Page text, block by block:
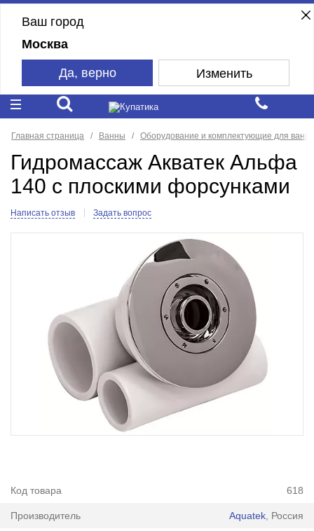
Ваш город
Москва
Да, верно Изменить
Главная страница Ванны Оборудование и комплектующие для ванн
Гидромассаж Акватек Альфа
140 с плоскими форсунками
Написать отзыв Задать вопрос
Код товара 618
Производитель Aquatek , Россия